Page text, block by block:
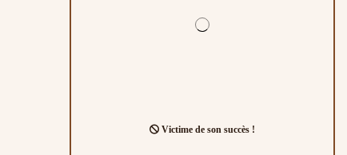
Victime de son succès !